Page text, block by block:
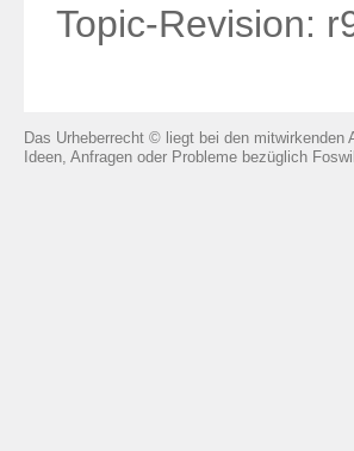
Topic-Revision:
Das Urheberrecht © liegt bei den
Ideen, Anfragen oder Probleme bezüglich